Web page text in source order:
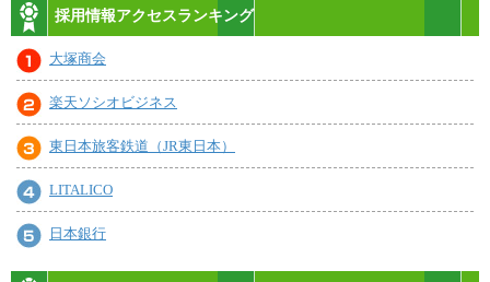
採用情報アクセスランキング
大塚商会
楽天ソシオビジネス
東日本旅客鉄道（JR東日本）
LITALICO
日本銀行